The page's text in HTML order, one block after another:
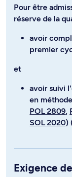
Pour être
réserve de la
avoir
premier
et
avoir suivi
en
POL 2809,
SOL 2020)
Exigence